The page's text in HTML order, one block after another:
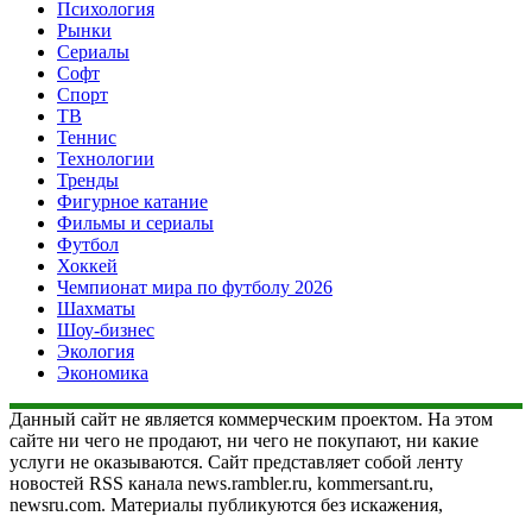
Психология
Рынки
Сериалы
Софт
Спорт
ТВ
Теннис
Технологии
Тренды
Фигурное катание
Фильмы и сериалы
Футбол
Хоккей
Чемпионат мира по футболу 2026
Шахматы
Шоу-бизнес
Экология
Экономика
Данный сайт не является коммерческим проектом. На этом
сайте ни чего не продают, ни чего не покупают, ни какие
услуги не оказываются. Сайт представляет собой ленту
новостей RSS канала news.rambler.ru, kommersant.ru,
newsru.com. Материалы публикуются без искажения,